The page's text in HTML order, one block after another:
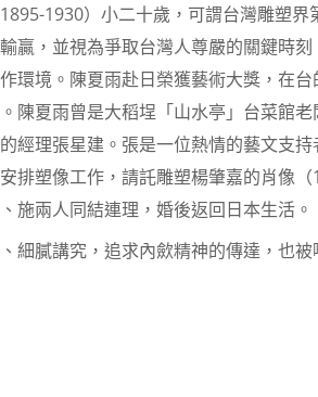
1930）小二十歲，可謂台灣雕塑界
贏，並視為爭取台灣人尊嚴的關鍵時
環境。陳夏雨赴日榮獲藝術大獎，在
陳夏雨曾是大稻埕「山水亭」台菜館
經理張星建。張是一位熱情的藝文支
排塑像工作，請託雕塑楊肇嘉的肖像
施兩人同結連理，婚後返回日本生活。
細膩講究，追求內歛精神的傳達，也被